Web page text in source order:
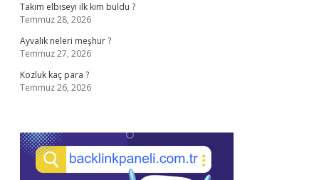
Takım elbiseyi ilk kim buldu ?
Temmuz 28, 2026
Ayvalık neleri meşhur ?
Temmuz 27, 2026
Kozluk kaç para ?
Temmuz 26, 2026